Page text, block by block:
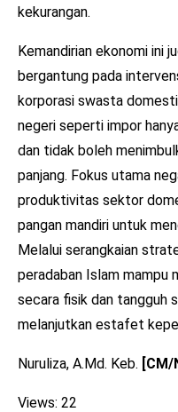
kekurangan.
Kemandirian ekonomi ini
bergantung pada
korporasi swasta
negeri seperti impor
dan tidak boleh
panjang. Fokus utama
produktivitas sektor
pangan mandiri untuk
Melalui serangkaian
peradaban Islam mampu
secara fisik dan tangguh
melanjutkan estafet
Nuruliza, A.Md. Keb. [CM/
Views: 22